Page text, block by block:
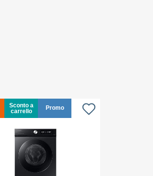
Sconto a
carrello
Promo